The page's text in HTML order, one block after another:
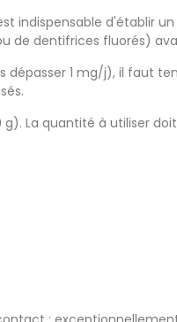
indispensable d'établir
de dentifrices fluorés)
1 mg/j), il faut
La quantité à utiliser